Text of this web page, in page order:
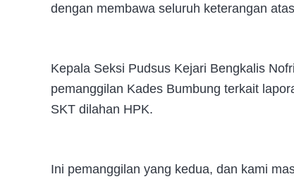
dengan membawa seluruh keterangan
Kepala Seksi Pudsus Kejari Bengkalis
pemanggilan Kades Bumbung terkait
SKT dilahan HPK.
Ini pemanggilan yang kedua, dan kami